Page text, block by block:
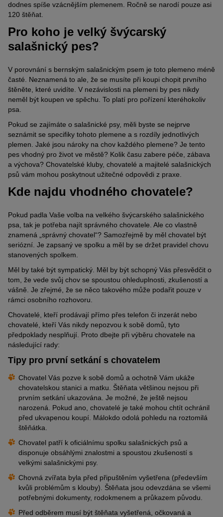
dodnes spíše vzácnějším plemenem. Ročně se narodí pouze asi
120 štěňat.
Pro koho je velký švýcarský
salašnický pes?
V porovnání s bernským salašnickým psem je toto plemeno méně
časté. Neznamená to ale, že se musíte při koupi chopit prvního
štěněte, které uvidíte. V nezávislosti na plemeni by pes nikdy
neměl být koupen ve spěchu. To platí pro pořízení kteréhokoliv
psa.
Pokud se zajímáte o salašnické psy, měli byste se nejprve
seznámit se specifiky tohoto plemene a s rozdíly jednotlivých
plemen. Jaké jsou nároky na chov každého plemene? Je tento
pes vhodný pro život ve městě? Kolik času zabere péče, zábava
a výchova? Chovatelské kluby, chovatelé a majitelé salašnických
psů vám mohou poskytnout užitečné odpovědi z praxe.
Kde najdu vhodného chovatele?
Pokud padla Vaše volba na velkého švýcarského salašnického
psa, tak je potřeba najít správného chovatele. Ale co vlastně
znamená „správný chovatel“? Samozřejmě by měl chovatel být
seriózní. Je zapsaný ve spolku a měl by se držet pravidel chovu
stanovených spolkem.
Měl by také být sympatický. Měl by být schopný Vás přesvědčit o
tom, že vede svůj chov se spoustou ohleduplnosti, zkušeností a
vášně. Je zřejmé, že se něco takového může podařit pouze v
rámci osobního rozhovoru.
Chovatelé, kteří prodávají přímo přes telefon či inzerát nebo
chovatelé, kteří Vás nikdy nepozvou k sobě domů, tyto
předpoklady nesplňují. Proto dbejte při výběru chovatele na
následující rady:
Tipy pro první setkání s chovatelem
Chovatel Vás pozve k sobě domů a ochotně Vám ukáže
chovatelskou stanici a matku. Štěňata většinou nejsou při
prvním setkání ukazována. Je možné, že ještě nejsou
narozená. Pokud ano, chovatelé je také mohou chtít ochránil
před ukvapenou koupí. Málokdo odolá pohledu na roztomilá
štěňátka.
Chovatel patří k oficiálnímu spolku salašnických psů a
disponuje obsáhlými znalostmi a spoustou zkušeností s
velkými salašnickými psy.
Chovná zvířata byla před připuštěním vyšetřena (především
kvůli problémům s klouby). Štěňata jsou odevzdána se všemi
potřebnými dokumenty, rodokmenem a průkazem původu.
Před odběrem musí být štěňata vyšetřená, očkovaná a